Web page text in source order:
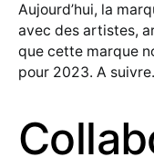
Aujourd’hui, la
avec des artistes,
que cette marque
pour 2023. A